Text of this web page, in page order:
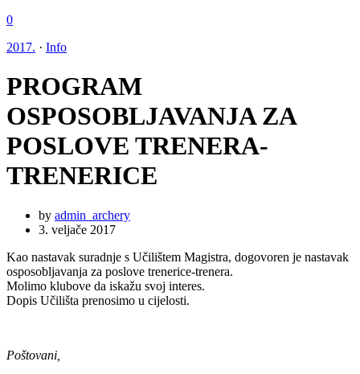
0
2017. · Info
PROGRAM
OSPOSOBLJAVANJA ZA
POSLOVE TRENERA-
TRENERICE
by admin_archery
3. veljače 2017
Kao nastavak suradnje s Učilištem Magistra, dogovoren je nastavak
osposobljavanja za poslove trenerice-trenera.
Molimo klubove da iskažu svoj interes.
Dopis Učilišta prenosimo u cijelosti.
Poštovani,